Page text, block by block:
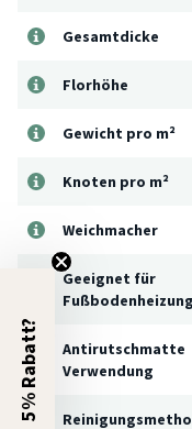
Gesamtdicke
Florhöhe
Gewicht pro m²
Knoten pro m²
Weichmacher
Geeignet für
Fußbodenheizung
Antirutschmatte
Verwendung
5% Rabatt?